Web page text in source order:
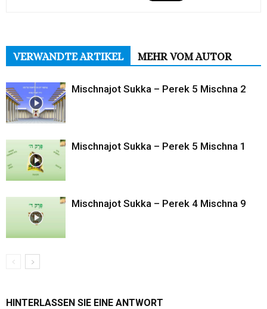
VERWANDTE ARTIKEL MEHR VOM AUTOR
Mischnajot Sukka – Perek 5 Mischna 2
Mischnajot Sukka – Perek 5 Mischna 1
Mischnajot Sukka – Perek 4 Mischna 9
HINTERLASSEN SIE EINE ANTWORT